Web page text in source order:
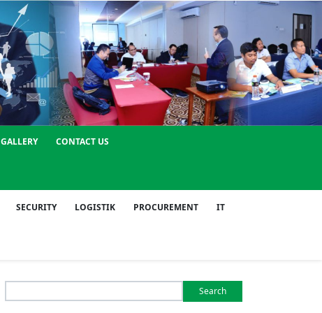
GALLERY CONTACT US
SECURITY LOGISTIK PROCUREMENT IT
for: